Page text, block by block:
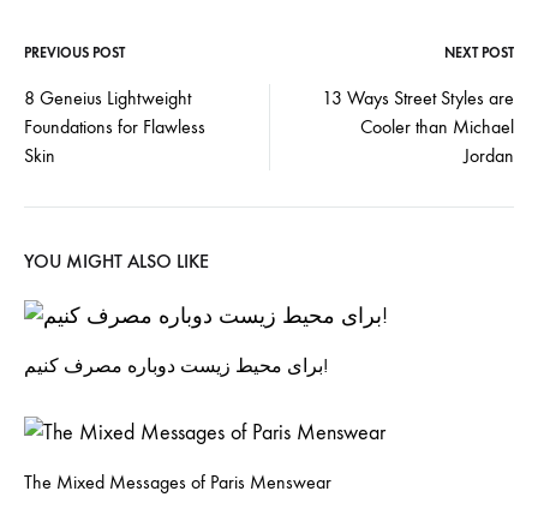
Post
navigation
PREVIOUS POST NEXT POST
8 Geneius Lightweight
Foundations for Flawless
Skin
13 Ways Street Styles are
Cooler than Michael
Jordan
YOU MIGHT ALSO LIKE
برای محیط زیست دوباره مصرف کنیم!
The Mixed Messages of Paris Menswear